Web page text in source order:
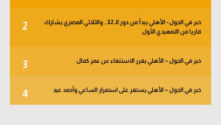
2
خبر في الجول - الأهلي يبدأ من دور الـ 32.. والثلاثي المصري يشارك
قاريا من التمهيدي الأول
3 خبر في الجول – الأهلي يقرر الاستنغاء عن عمر كمال
4 خبر في الجول – الأهلي يستقر على استمرار الساعي وأحمد عيد